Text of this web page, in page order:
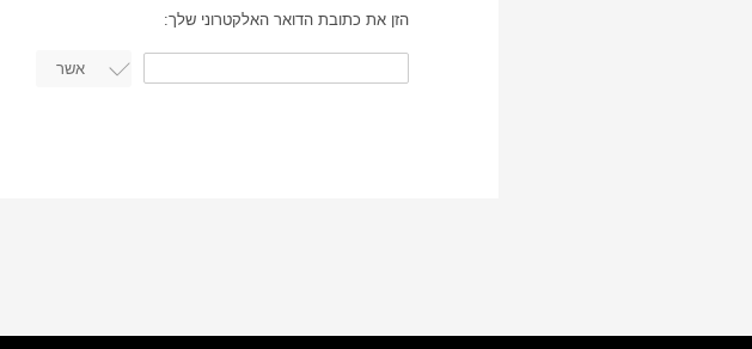
הזן את כתובת הדואר האלקטרוני שלך: